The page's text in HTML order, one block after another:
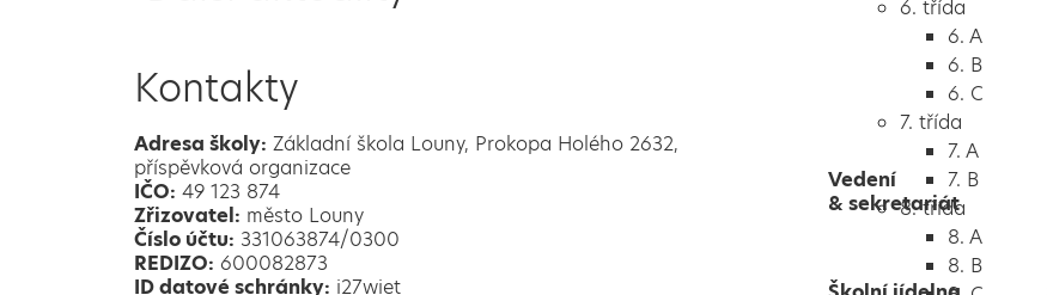
6. třída
6. A
6. B
6. C
7. třída
7. A
7. B
8. třída
8. A
8. B
Kontakty
Adresa školy: Základní škola Louny, Prokopa Holého 2632,
příspěvková organizace
IČO: 49 123 874
Zřizovatel: město Louny
Číslo účtu: 331063874/0300
REDIZO: 600082873
ID datové schránky: i27wiet
Vedení
& sekretariát